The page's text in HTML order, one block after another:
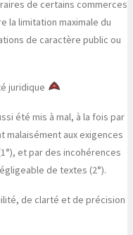
de certains commerces
la limitation maximale du
de caractère public ou
juridique
été mis à mal, à la fois par
malaisément aux exigences
et par des incohérences
de textes (2°).
de clarté et de précision